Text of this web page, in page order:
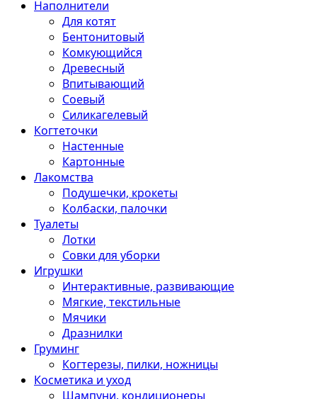
Наполнители
Для котят
Бентонитовый
Комкующийся
Древесный
Впитывающий
Соевый
Силикагелевый
Когтеточки
Настенные
Картонные
Лакомства
Подушечки, крокеты
Колбаски, палочки
Туалеты
Лотки
Совки для уборки
Игрушки
Интерактивные, развивающие
Мягкие, текстильные
Мячики
Дразнилки
Груминг
Когтерезы, пилки, ножницы
Косметика и уход
Шампуни, кондиционеры